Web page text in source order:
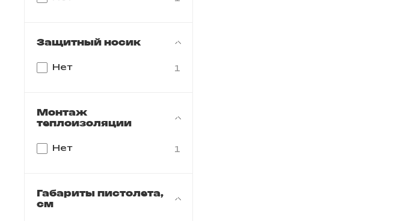
Защитный носик
Нет 1
Монтаж
теплоизоляции
Нет 1
Габариты пистолета,
см